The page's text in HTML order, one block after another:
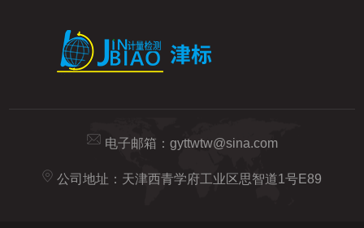
电子邮箱： gyttwtw@sina.com
公司地址：天津西青学府工业区思智道1号E89